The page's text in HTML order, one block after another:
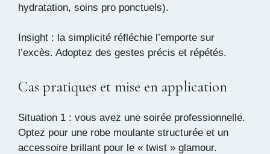
hydratation, soins pro ponctuels).
Insight : la simplicité réfléchie l’emporte sur
l’excès. Adoptez des gestes précis et répétés.
Cas pratiques et mise en application
Situation 1 : vous avez une soirée professionnelle.
Optez pour une robe moulante structurée et un
accessoire brillant pour le « twist » glamour.